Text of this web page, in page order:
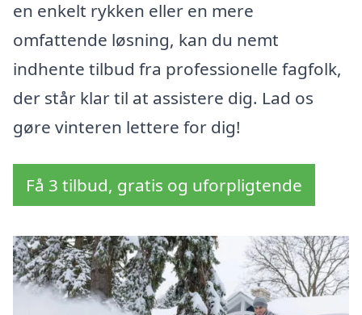
en enkelt rykken eller en mere
omfattende løsning, kan du nemt
indhente tilbud fra professionelle fagfolk,
der står klar til at assistere dig. Lad os
gøre vinteren lettere for dig!
Få 3 tilbud, gratis og uforpligtende